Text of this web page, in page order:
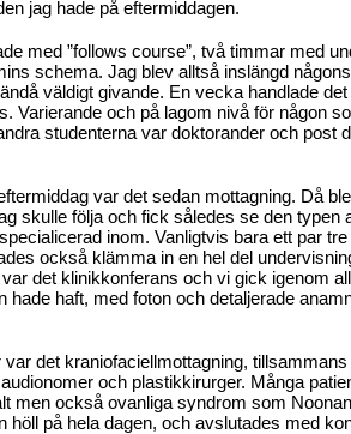
jag hade på eftermiddagen.
med ”follows course”, två timmar med
schema. Jag blev alltså inslängd
väldigt givande. En vecka handlade
Varierande och på lagom nivå för någon
studenterna var doktorander och post
var det sedan mottagning. Då
skulle följa och fick således se den typen
inom. Vanligtvis bara ett par
också klämma in en hel del
det klinikkonferans och vi gick igenom
hade haft, med foton och detaljerade
var det kraniofaciellmottagning,
och plastikkirurger. Många
men också ovanliga syndrom som
höll på hela dagen, och avslutades med